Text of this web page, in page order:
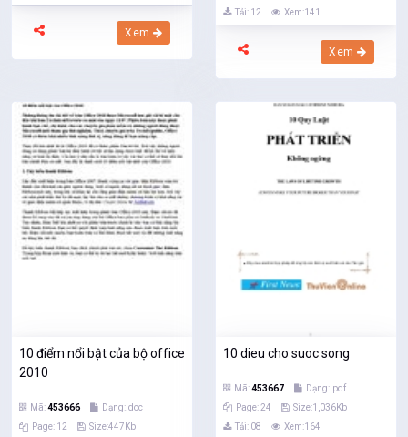
Xem
Tải: 12
Xem:141
Xem
10 điểm nổi bật của bộ office
2010
Mã:453666
Dạng:.doc
Page: 12
Size:447Kb
10 dieu cho suoc song
Mã:453667
Dạng:.pdf
Page: 24
Size:1,036Kb
Tải: 08
Xem:164